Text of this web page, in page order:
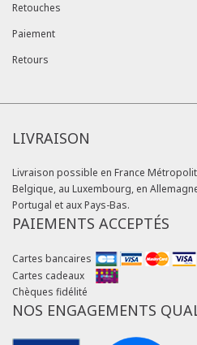
Retouches
Paiement
Retours
LIVRAISON
Livraison possible en France
Belgique, au Luxembourg, en
Portugal et aux Pays-Bas.
PAIEMENTS ACCEPTÉS
Cartes bancaires
Cartes cadeaux
Chèques fidélité
NOS ENGAGEMENTS